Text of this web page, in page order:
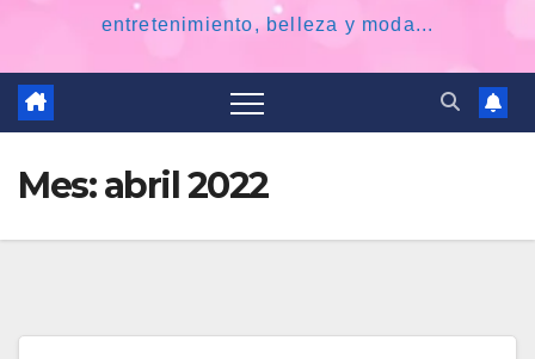
entretenimiento, belleza y moda...
Mes:abril 2022